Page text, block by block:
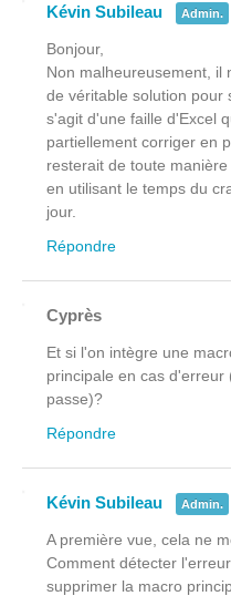
Kévin Subileau Admin.
Bonjour,
Non malheureusement, il
de véritable solution pour
s'agit d'une faille d'Excel
partiellement corriger en
resterait de toute
en utilisant le temps du
jour.
Répondre
Cyprès
Et si l'on intègre une
principale en cas d'erreur
passe)?
Répondre
Kévin Subileau Admin.
A première vue, cela ne
Comment détecter
supprimer la macro